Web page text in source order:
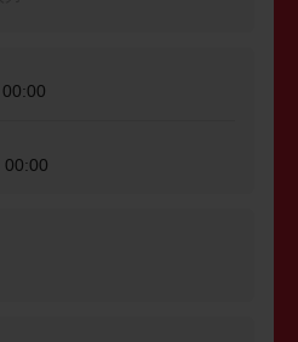
00:00
00:00